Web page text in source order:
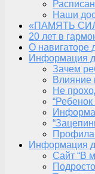
Наши
«ПАМЯТЬ
20 лет в
О навигаторе
Информация
Зачем
Влияние
Не
“Ребенок
Информация
Сайт “В